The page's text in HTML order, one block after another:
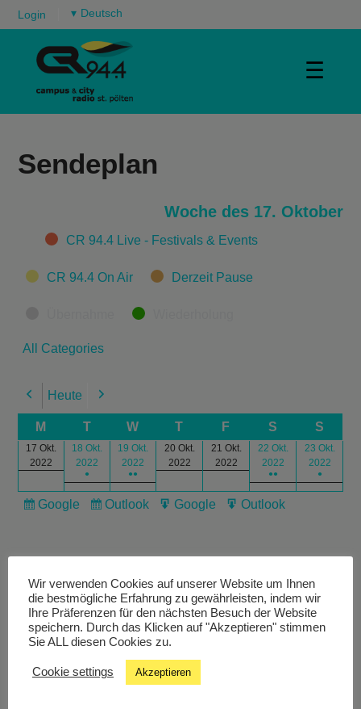
Login ▾
☰
Sendeplan
Woche des 17. Oktober
CategoriesCR 94.4 Live - Festivals & Events
CR 94.4 On Air Derzeit Pause
All Categories
Previous
Heute Next
M T W T F S S
17 Okt.
2022
18 Okt.
2022
●
19 Okt.
2022
●●
20 Okt.
2022
21 Okt.
2022
22 Okt.
2022
●●
23 Okt.
2022
●
Subscribe
Google
Subscribe
Outlook
Export
Google
Export
Outlook
Livestream
Studiochat
Wir verwenden Cookies auf unserer Website um Ihnen
die bestmögliche Erfahrung zu gewährleisten, indem wir
Ihre Präferenzen für den nächsten Besuch der Website
speichern. Durch das Klicken auf "Akzeptieren" stimmen
Sie ALL diesen Cookies zu.
Cookie settings Akzeptieren